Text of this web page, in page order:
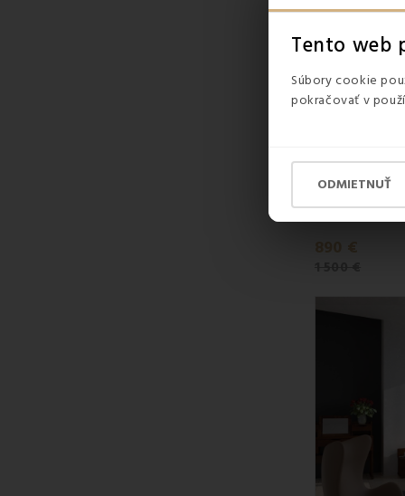
Tento web
Súbory cookie
pokračovať v
ODMIETNUŤ
890 €